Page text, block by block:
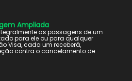
Ampliada
as passagens de um
para ele ou para qualquer
Visa, cada um receberá,
contra o cancelamento de